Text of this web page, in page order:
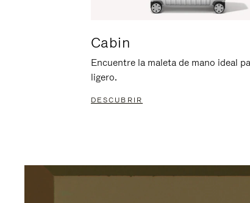
Cabin
Encuentre la maleta de mano ideal
ligero.
DESCUBRIR